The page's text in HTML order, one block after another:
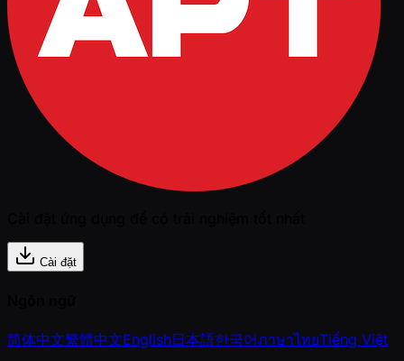
Cài đặt
简体中文繁體中文English日本語한국어ภาษาไทยTiếng Việt